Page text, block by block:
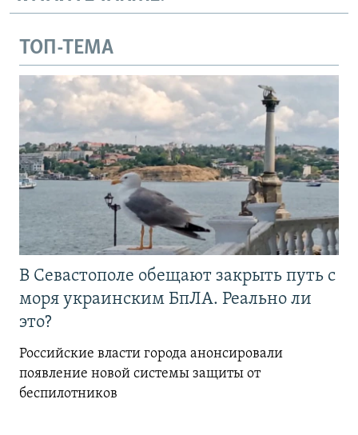
ТОП-ТЕМА
В Севастополе обещают закрыть путь с
моря украинским БпЛА. Реально ли
это?
Российские власти города анонсировали
появление новой системы защиты от
беспилотников